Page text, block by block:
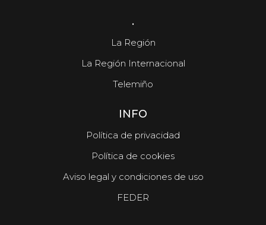
.
La Región
La Región Internacional
Telemiño
INFO
Política de privacidad
Política de cookies
Aviso legal y condiciones de uso
FEDER